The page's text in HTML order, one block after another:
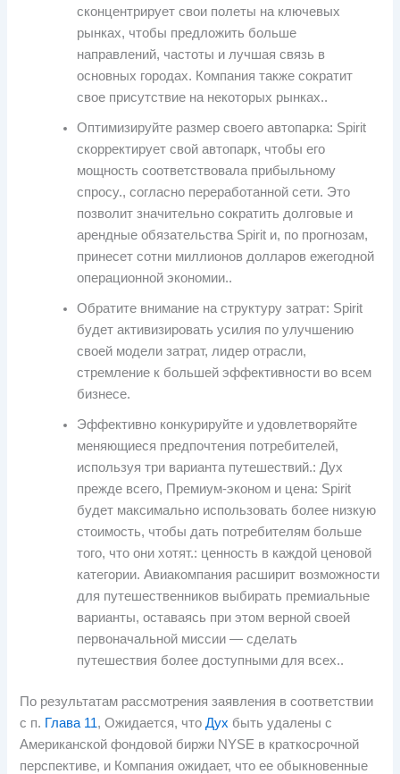
сконцентрирует свои полеты на ключевых
рынках, чтобы предложить больше
направлений, частоты и лучшая связь в
основных городах. Компания также сократит
свое присутствие на некоторых рынках..
Оптимизируйте размер своего автопарка: Spirit
скорректирует свой автопарк, чтобы его
мощность соответствовала прибыльному
спросу., согласно переработанной сети. Это
позволит значительно сократить долговые и
арендные обязательства Spirit и, по прогнозам,
принесет сотни миллионов долларов ежегодной
операционной экономии..
Обратите внимание на структуру затрат: Spirit
будет активизировать усилия по улучшению
своей модели затрат, лидер отрасли,
стремление к большей эффективности во всем
бизнесе.
Эффективно конкурируйте и удовлетворяйте
меняющиеся предпочтения потребителей,
используя три варианта путешествий.: Дух
прежде всего, Премиум-эконом и цена: Spirit
будет максимально использовать более низкую
стоимость, чтобы дать потребителям больше
того, что они хотят.: ценность в каждой ценовой
категории. Авиакомпания расширит возможности
для путешественников выбирать премиальные
варианты, оставаясь при этом верной своей
первоначальной миссии — сделать
путешествия более доступными для всех..
По результатам рассмотрения заявления в соответствии
с п. Глава 11, Ожидается, чтоДух быть удалены с
Американской фондовой биржи NYSE в краткосрочной
перспективе, и Компания ожидает, что ее обыкновенные